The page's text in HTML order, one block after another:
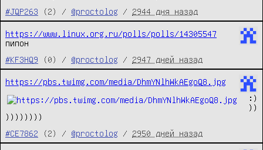
#JQP263
(2) / @proctolog / 2944 дня назад
https://www.linux.org.ru/polls/polls/14305547
пипон
#KF3HQ9
(0) / @proctolog / 2947 дней назад
https://pbs.twimg.com/media/DhmYNlhWkAEgoQ8.jpg
:)
))
))))))))
#CE7862
(2) / @proctolog / 2950 дней назад